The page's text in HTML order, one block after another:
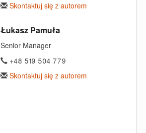
Skontaktuj się z autorem
Łukasz Pamuła
Senior Manager
+48 519 504 779
Skontaktuj się z autorem